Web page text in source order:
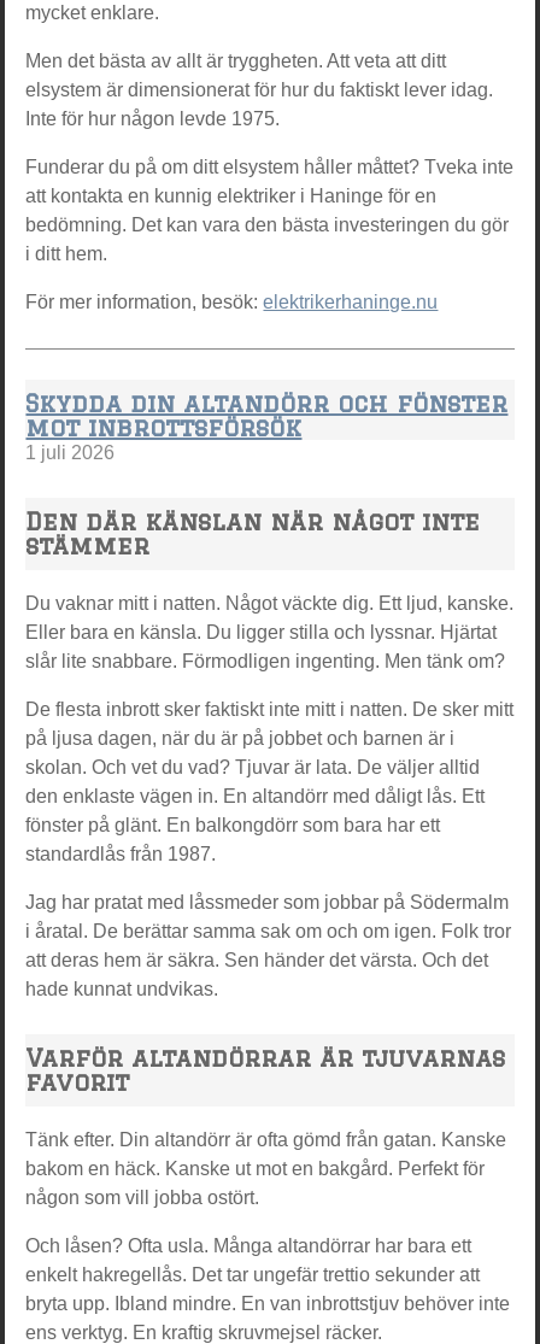
mycket enklare.
Men det bästa av allt är tryggheten. Att veta att ditt
elsystem är dimensionerat för hur du faktiskt lever idag.
Inte för hur någon levde 1975.
Funderar du på om ditt elsystem håller måttet? Tveka inte
att kontakta en kunnig elektriker i Haninge för en
bedömning. Det kan vara den bästa investeringen du gör
i ditt hem.
För mer information, besök:elektrikerhaninge.nu
Skydda din altandörr och fönster
mot inbrottsförsök
1 juli 2026
Den där känslan när något inte
stämmer
Du vaknar mitt i natten. Något väckte dig. Ett ljud, kanske.
Eller bara en känsla. Du ligger stilla och lyssnar. Hjärtat
slår lite snabbare. Förmodligen ingenting. Men tänk om?
De flesta inbrott sker faktiskt inte mitt i natten. De sker mitt
på ljusa dagen, när du är på jobbet och barnen är i
skolan. Och vet du vad? Tjuvar är lata. De väljer alltid
den enklaste vägen in. En altandörr med dåligt lås. Ett
fönster på glänt. En balkongdörr som bara har ett
standardlås från 1987.
Jag har pratat med låssmeder som jobbar på Södermalm
i åratal. De berättar samma sak om och om igen. Folk tror
att deras hem är säkra. Sen händer det värsta. Och det
hade kunnat undvikas.
Varför altandörrar är tjuvarnas
favorit
Tänk efter. Din altandörr är ofta gömd från gatan. Kanske
bakom en häck. Kanske ut mot en bakgård. Perfekt för
någon som vill jobba ostört.
Och låsen? Ofta usla. Många altandörrar har bara ett
enkelt hakregellås. Det tar ungefär trettio sekunder att
bryta upp. Ibland mindre. En van inbrottstjuv behöver inte
ens verktyg. En kraftig skruvmejsel räcker.